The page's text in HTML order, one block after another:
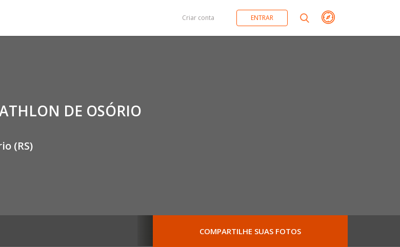
Criar conta ENTRAR
DE OSÓRIO
(RS)
COMPARTILHE SUAS FOTOS